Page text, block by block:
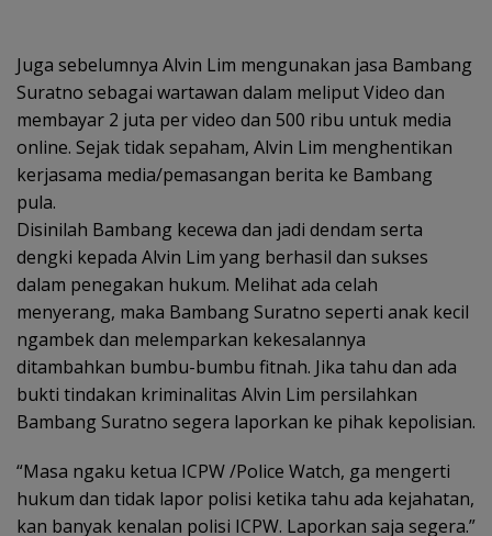
Juga sebelumnya Alvin Lim mengunakan jasa Bambang
Suratno sebagai wartawan dalam meliput Video dan
membayar 2 juta per video dan 500 ribu untuk media
online. Sejak tidak sepaham, Alvin Lim menghentikan
kerjasama media/pemasangan berita ke Bambang
pula.
Disinilah Bambang kecewa dan jadi dendam serta
dengki kepada Alvin Lim yang berhasil dan sukses
dalam penegakan hukum. Melihat ada celah
menyerang, maka Bambang Suratno seperti anak kecil
ngambek dan melemparkan kekesalannya
ditambahkan bumbu-bumbu fitnah. Jika tahu dan ada
bukti tindakan kriminalitas Alvin Lim persilahkan
Bambang Suratno segera laporkan ke pihak kepolisian.
“Masa ngaku ketua ICPW /Police Watch, ga mengerti
hukum dan tidak lapor polisi ketika tahu ada kejahatan,
kan banyak kenalan polisi ICPW. Laporkan saja segera.”